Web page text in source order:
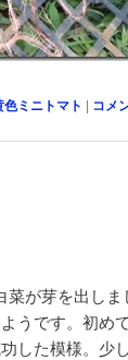
色ミニトマト | コメ
が芽を出し
うです。初め
した模様。少